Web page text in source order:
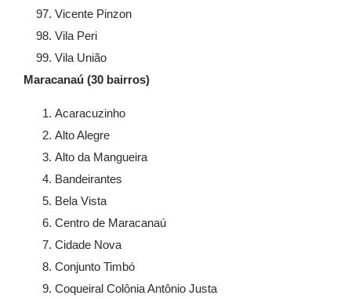
Vicente Pinzon
Vila Peri
Vila União
Maracanaú (30 bairros)
Acaracuzinho
Alto Alegre
Alto da Mangueira
Bandeirantes
Bela Vista
Centro de Maracanaú
Cidade Nova
Conjunto Timbó
Coqueiral Colônia Antônio Justa